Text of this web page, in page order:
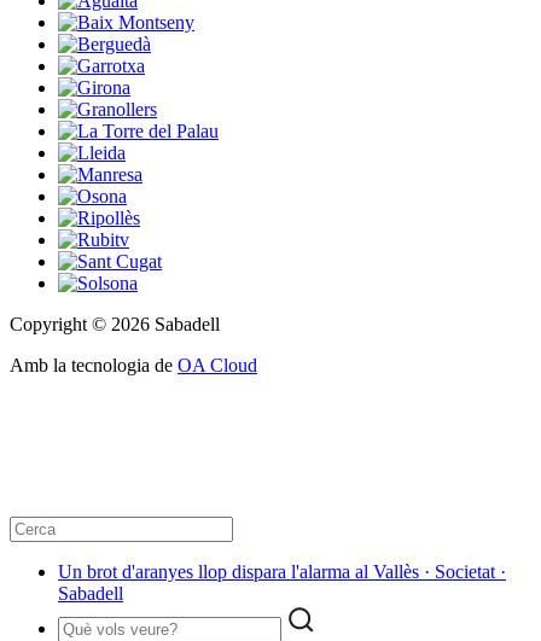
Copyright © 2026 Sabadell
Amb la tecnologia de OA Cloud
Un brot d'aranyes llop dispara l'alarma al Vallès · Societat ·
Sabadell